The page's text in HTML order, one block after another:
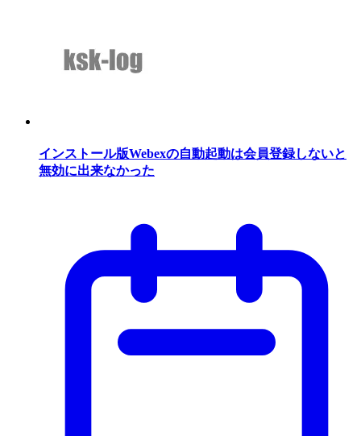
インストール版Webexの自動起動は会員登録しないと
無効に出来なかった